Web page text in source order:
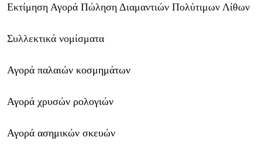
Εκτίμηση Αγορά Πώληση Διαμαντιών Πολύτιμων Λίθων
Συλλεκτικά νομίσματα
Αγορά παλαιών κοσμημάτων
Αγορά χρυσών ρολογιών
Αγορά ασημικών σκευών